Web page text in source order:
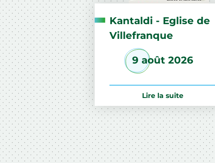
Kantaldi - Eglise de
Villefranque
9 août 2026
Lire la suite